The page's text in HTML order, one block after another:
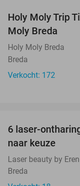
Holy Moly Trip
Moly Breda
Holy Moly Breda
Breda
Verkocht: 172
6 laser-
naar keuze
Laser beauty by Eren
Breda